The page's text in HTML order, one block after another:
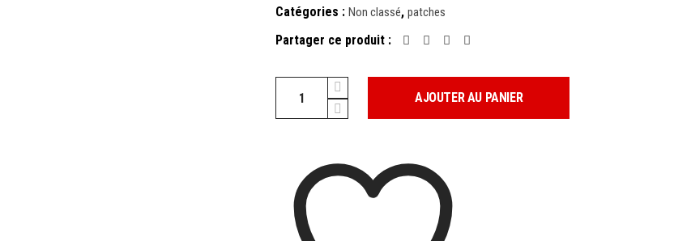
Catégories : Non classé, patches
Partager ce produit :
COME
AJOUTER AU PANIER